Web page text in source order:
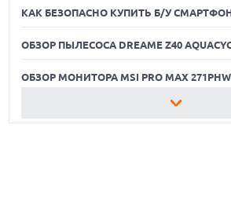
КАК БЕЗОПАСНО КУПИТЬ Б/У
ОБЗОР ПЫЛЕСОСА DREAME Z40
ОБЗОР МОНИТОРА MSI PRO MAX 271PHW
КАК БЕЗОПАСНО КУПИТЬ Б/У СМАРТФОН